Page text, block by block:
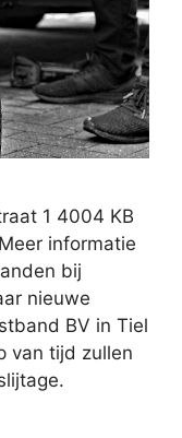
1 4004 KB
informatie
bij
nieuwe
BV in Tiel
van tijd zullen